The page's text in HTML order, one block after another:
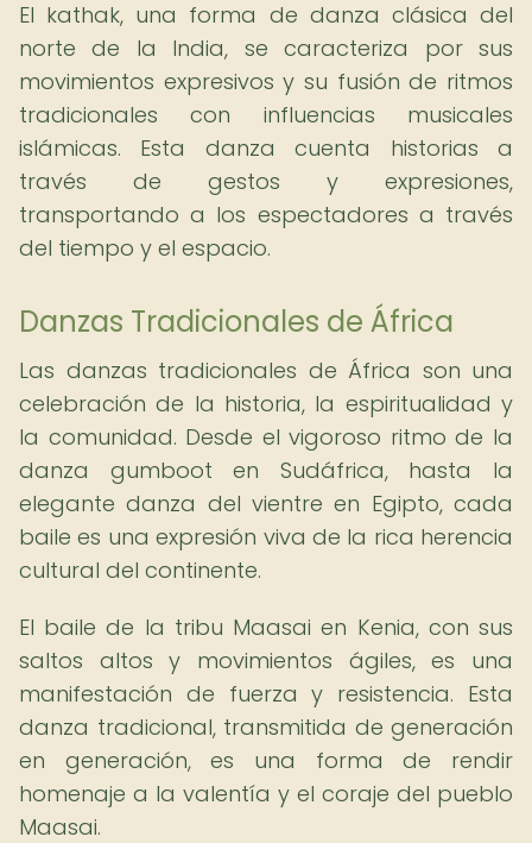
El kathak, una forma de danza clásica del
norte de la India, se caracteriza por sus
movimientos expresivos y su fusión de ritmos
tradicionales con influencias musicales
islámicas. Esta danza cuenta historias a
través de gestos y expresiones,
transportando a los espectadores a través
del tiempo y el espacio.
Danzas Tradicionales de África
Las danzas tradicionales de África son una
celebración de la historia, la espiritualidad y
la comunidad. Desde el vigoroso ritmo de la
danza gumboot en Sudáfrica, hasta la
elegante danza del vientre en Egipto, cada
baile es una expresión viva de la rica herencia
cultural del continente.
El baile de la tribu Maasai en Kenia, con sus
saltos altos y movimientos ágiles, es una
manifestación de fuerza y resistencia. Esta
danza tradicional, transmitida de generación
en generación, es una forma de rendir
homenaje a la valentía y el coraje del pueblo
Maasai.